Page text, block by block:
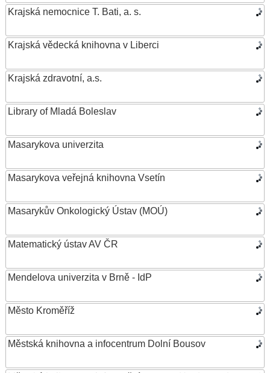
Krajská nemocnice T. Bati, a. s.
Krajská vědecká knihovna v Liberci
Krajská zdravotní, a.s.
Library of Mladá Boleslav
Masarykova univerzita
Masarykova veřejná knihovna Vsetín
Masarykův Onkologický Ústav (MOÚ)
Matematický ústav AV ČR
Mendelova univerzita v Brně - IdP
Město Kroměříž
Městská knihovna a infocentrum Dolní Bousov